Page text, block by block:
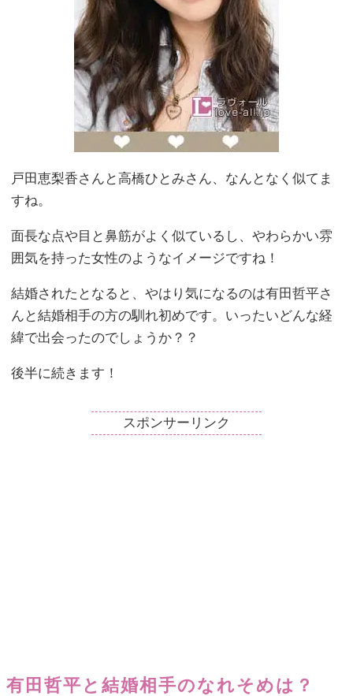
戸田恵梨香さんと高橋ひとみさん、なんとなく似てま
すね。
面長な点や目と鼻筋がよく似ているし、やわらかい雰
囲気を持った女性のようなイメージですね！
結婚されたとなると、やはり気になるのは有田哲平さ
んと結婚相手の方の馴れ初めです。いったいどんな経
緯で出会ったのでしょうか？？
後半に続きます！
スポンサーリンク
有田哲平と結婚相手のなれそめは？